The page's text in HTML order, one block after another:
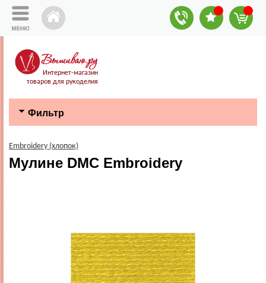
Интернет-магазин
товаров для рукоделия
Фильтр
Embroidery (хлопок)
Мулине DMC Embroidery